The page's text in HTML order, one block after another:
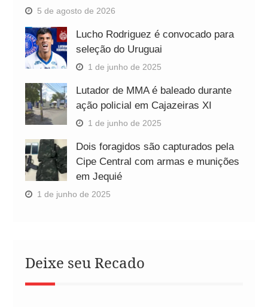
5 de agosto de 2026
Lucho Rodriguez é convocado para
seleção do Uruguai
1 de junho de 2025
Lutador de MMA é baleado durante
ação policial em Cajazeiras XI
1 de junho de 2025
Dois foragidos são capturados pela
Cipe Central com armas e munições
em Jequié
1 de junho de 2025
Deixe seu Recado